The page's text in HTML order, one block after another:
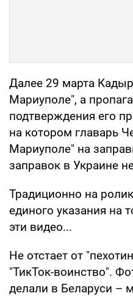
Далее 29 марта
Мариуполе", а
подтверждения его
на котором главарь
Мариуполе" на
заправок в Украине
Традиционно на
единого указания на
эти видео...
Не отстает от
"ТикТок-воинство".
делали в Беларуси –